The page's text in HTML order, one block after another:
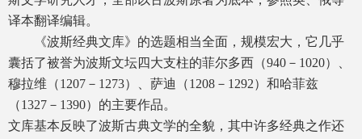
译本翻译编辑。
《波斯经典文库》的选题相当全面，规模宏大，它几乎
囊括了被誉为波斯文坛四大支柱的菲尔多西（940－1020）、
穆拉维（1207－1273）、萨迪（1208－1292）和哈菲兹
（1327－1390）的主要作品。
文库基本反映了波斯古典文学的全貌，其中许多经典之作还